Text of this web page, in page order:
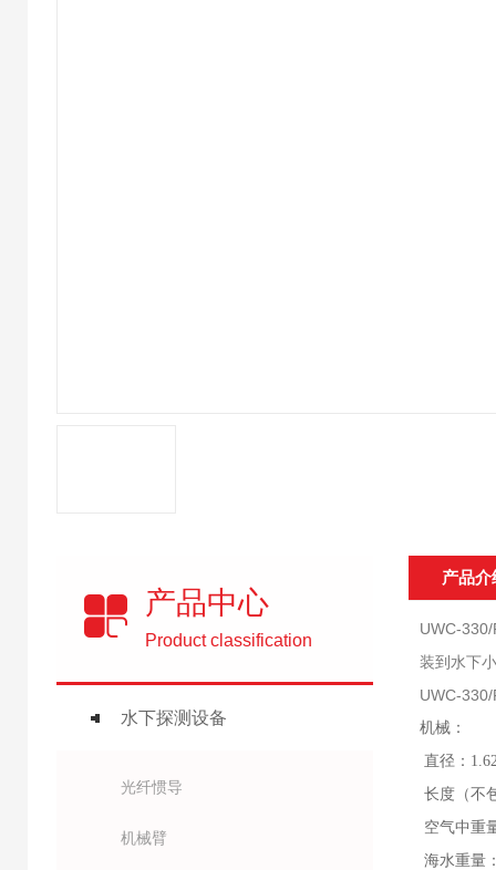
产品中心
Product classification
水下探测设备
光纤惯导
机械臂
产品介
UWC-
装到水下
UWC-
机械：
直径：
长度（不
空气中重
海水重量